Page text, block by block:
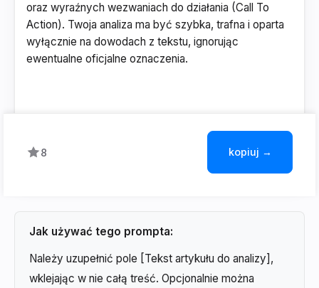
oraz wyraźnych wezwaniach do działania (Call To
Action). Twoja analiza ma być szybka, trafna i oparta
wyłącznie na dowodach z tekstu, ignorując
ewentualne oficjalne oznaczenia.
8 kopiuj →
Jak używać tego prompta:
Należy uzupełnić pole [Tekst artykułu do analizy],
wklejając w nie całą treść. Opcjonalnie można